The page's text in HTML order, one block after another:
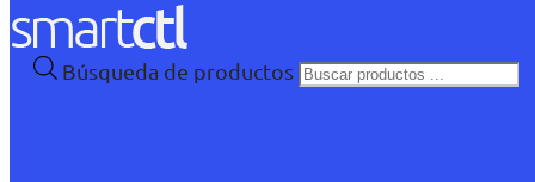
Búsqueda de productos